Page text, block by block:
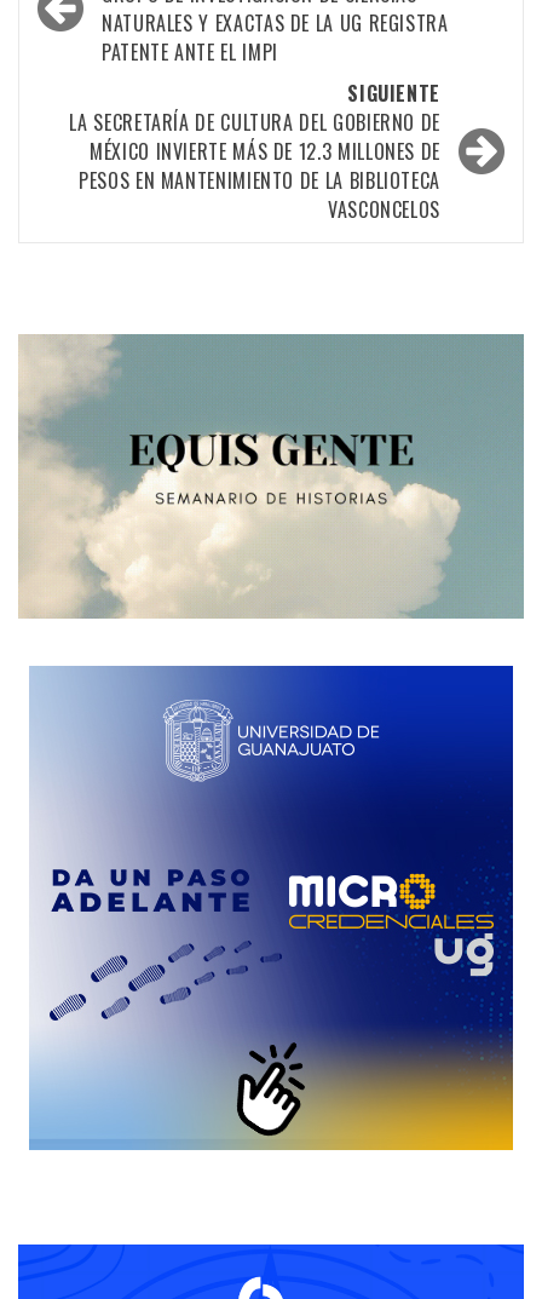
las
NATURALES Y EXACTAS DE LA UG REGISTRA
PATENTE ANTE EL IMPI
SIGUIENTE
LA SECRETARÍA DE CULTURA DEL GOBIERNO DE
MÉXICO INVIERTE MÁS DE 12.3 MILLONES DE
PESOS EN MANTENIMIENTO DE LA BIBLIOTECA
VASCONCELOS